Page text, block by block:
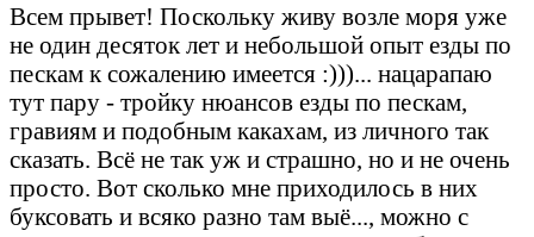
Всем прывет! Поскольку живу возле моря уже
не один десяток лет и небольшой опыт езды по
пескам к сожалению имеется :)))... нацарапаю
тут пару - тройку нюансов езды по пескам,
гравиям и подобным какахам, из личного так
сказать. Всё не так уж и страшно, но и не очень
просто. Вот сколько мне приходилось в них
буксовать и всяко разно там выё..., можно с